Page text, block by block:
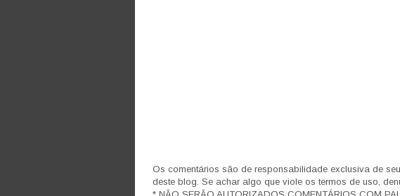
Os comentários são de responsabilidade exclusiva de
deste blog. Se achar algo que viole os termos de uso,